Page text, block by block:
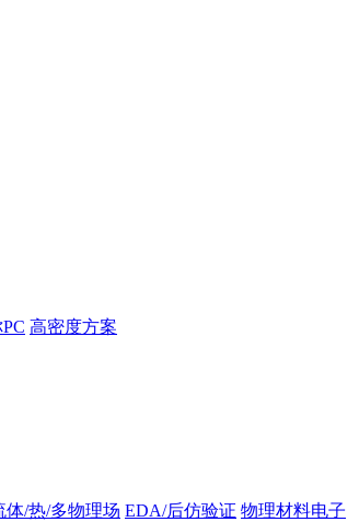
高密度方案
体/热/多物理场 EDA/后仿验证 物理材料电子